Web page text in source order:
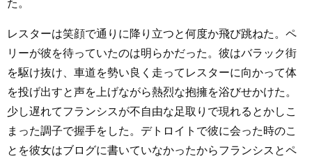
た。
レスターは笑顔で通りに降り立つと何度か飛び跳ねた。ペ
リーが彼を待っていたのは明らかだった。彼はバラック街
を駆け抜け、車道を勢い良く走ってレスターに向かって体
を投げ出すと声を上げながら熱烈な抱擁を浴びせかけた。
少し遅れてフランシスが不自由な足取りで現れるとかしこ
まった調子で握手をした。デトロイトで彼に会った時のこ
とを彼女はブログに書いていなかったからフランシスとペ